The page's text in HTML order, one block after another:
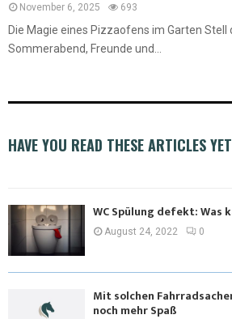
November 6, 2025 693
Die Magie eines Pizzaofens im Garten Stell
Sommerabend, Freunde und...
HAVE YOU READ THESE ARTICLES
WC Spülung defekt: Was
August 24, 2022 0
Mit solchen
noch mehr Spaß